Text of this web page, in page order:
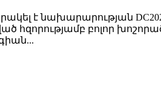
է նախարարության
հզորությամբ բոլոր